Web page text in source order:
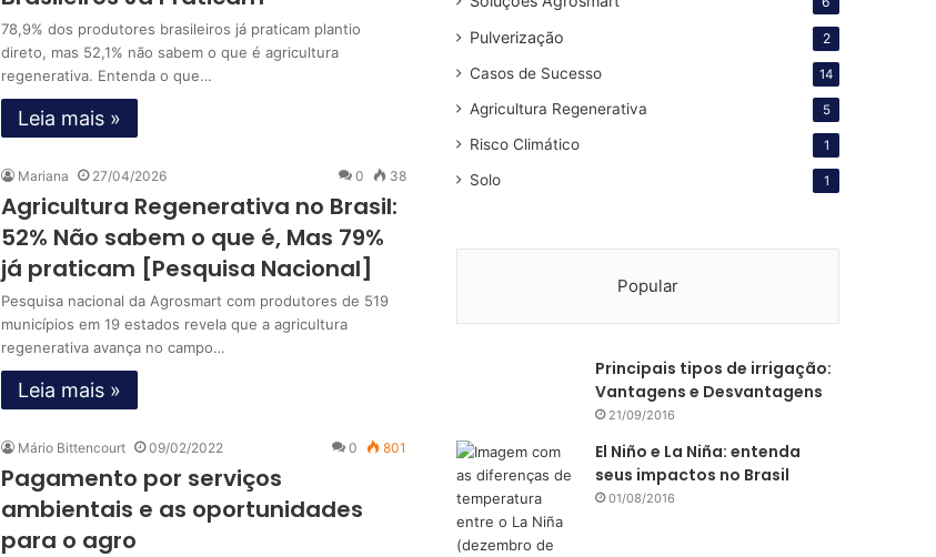
78,9% dos produtores brasileiros já praticam plantio
direto, mas 52,1% não sabem o que é agricultura
regenerativa. Entenda o que…
Leia mais »
Mariana 27/04/2026 0 38
Agricultura Regenerativa no Brasil:
52% Não sabem o que é, Mas 79%
já praticam [Pesquisa Nacional]
Pesquisa nacional da Agrosmart com produtores de 519
municípios em 19 estados revela que a agricultura
regenerativa avança no campo…
Leia mais »
Mário Bittencourt 09/02/2022 0 801
Pagamento por serviços
ambientais e as oportunidades
para o agro
Pulverização 2
Casos de Sucesso 14
Agricultura Regenerativa 5
Risco Climático 1
Solo 1
Popular
Principais tipos de irrigação:
Vantagens e Desvantagens
21/09/2016
El Niño e La Niña: entenda
seus impactos no Brasil
01/08/2016